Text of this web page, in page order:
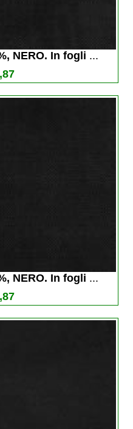
NERO. In fogli ...
NERO. In fogli ...